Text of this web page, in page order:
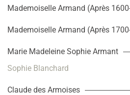
Mademoiselle Armand (Après
Mademoiselle Armand (Après
Marie Madeleine Sophie Armant
Sophie Blanchard
Claude des Armoises